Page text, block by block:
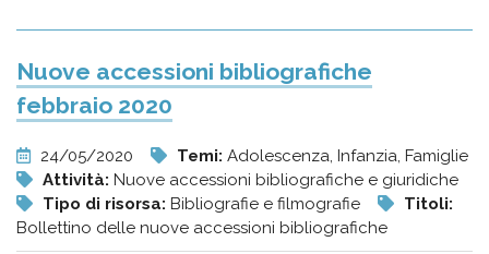
Nuove accessioni bibliografiche
febbraio 2020
24/05/2020 Temi: Adolescenza, Infanzia, Famiglie
Attività: Nuove accessioni bibliografiche e giuridiche
Tipo di risorsa: Bibliografie e filmografie
Titoli:
Bollettino delle nuove accessioni bibliografiche